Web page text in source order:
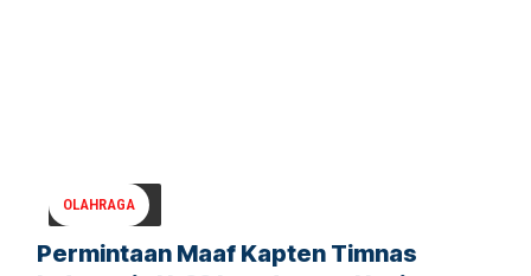
OLAHRAGA
Permintaan Maaf Kapten Timnas